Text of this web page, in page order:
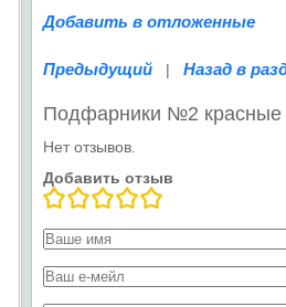
Добавить в отложенные
Предыдущий | Назад в
Подфарники №2
Нет отзывов.
Добавить отзыв